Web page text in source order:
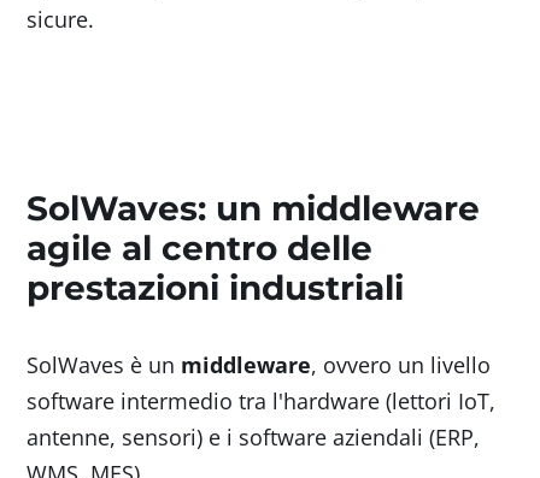
sicure.
SolWaves: un middleware
agile al centro delle
prestazioni industriali
SolWaves è un middleware, ovvero un livello
software intermedio tra l'hardware (lettori IoT,
antenne, sensori) e i software aziendali (ERP,